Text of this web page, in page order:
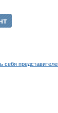
себя